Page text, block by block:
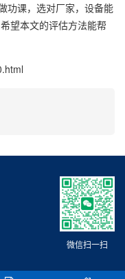
功课，选对厂家，设备能
望本文的评估方法能帮
微信扫一扫